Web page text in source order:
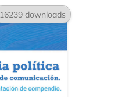
16239 downloads